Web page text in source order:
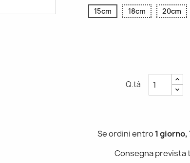
15cm 18cm 20cm
Q.tà
Se ordini entro1
Consegna prevista